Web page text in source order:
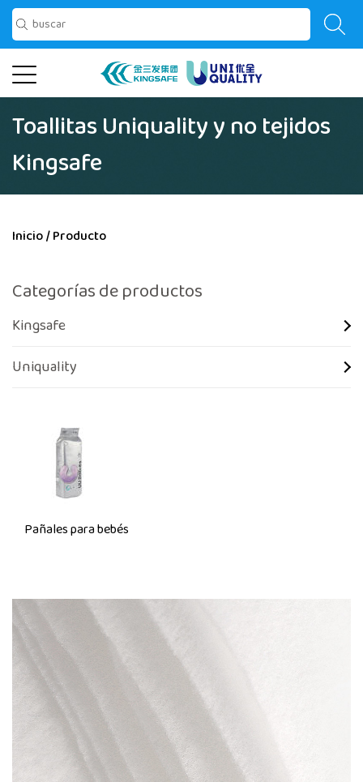
Toallitas Uniquality y no tejidos
Kingsafe
Inicio/Producto
Pañales para bebés
Categorías de productos
Kingsafe
Uniquality